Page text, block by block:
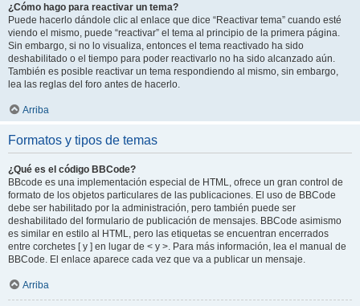
¿Cómo hago para reactivar un tema?
Puede hacerlo dándole clic al enlace que dice “Reactivar tema” cuando esté
viendo el mismo, puede “reactivar” el tema al principio de la primera página.
Sin embargo, si no lo visualiza, entonces el tema reactivado ha sido
deshabilitado o el tiempo para poder reactivarlo no ha sido alcanzado aún.
También es posible reactivar un tema respondiendo al mismo, sin embargo,
lea las reglas del foro antes de hacerlo.
Arriba
Formatos y tipos de temas
¿Qué es el código BBCode?
BBcode es una implementación especial de HTML, ofrece un gran control de
formato de los objetos particulares de las publicaciones. El uso de BBCode
debe ser habilitado por la administración, pero también puede ser
deshabilitado del formulario de publicación de mensajes. BBCode asimismo
es similar en estilo al HTML, pero las etiquetas se encuentran encerrados
entre corchetes [ y ] en lugar de < y >. Para más información, lea el manual de
BBCode. El enlace aparece cada vez que va a publicar un mensaje.
Arriba